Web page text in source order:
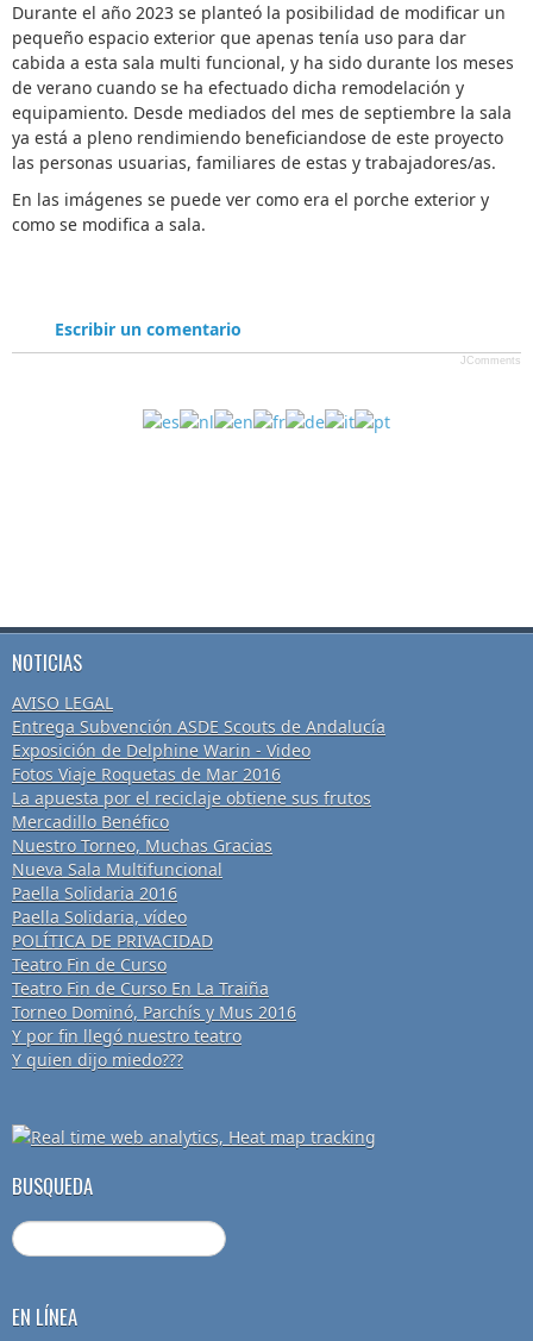
Durante el año 2023 se planteó la posibilidad de modificar un
pequeño espacio exterior que apenas tenía uso para dar
cabida a esta sala multi funcional, y ha sido durante los meses
de verano cuando se ha efectuado dicha remodelación y
equipamiento. Desde mediados del mes de septiembre la sala
ya está a pleno rendimiendo beneficiandose de este proyecto
las personas usuarias, familiares de estas y trabajadores/as.
En las imágenes se puede ver como era el porche exterior y
como se modifica a sala.
Escribir un comentario
JComments
NOTICIAS
AVISO LEGAL
Entrega Subvención ASDE Scouts de Andalucía
Exposición de Delphine Warin - Video
Fotos Viaje Roquetas de Mar 2016
La apuesta por el reciclaje obtiene sus frutos
Mercadillo Benéfico
Nuestro Torneo, Muchas Gracias
Nueva Sala Multifuncional
Paella Solidaria 2016
Paella Solidaria, vídeo
POLÍTICA DE PRIVACIDAD
Teatro Fin de Curso
Teatro Fin de Curso En La Traiña
Torneo Dominó, Parchís y Mus 2016
Y por fin llegó nuestro teatro
Y quien dijo miedo???
BUSQUEDA
EN LÍNEA